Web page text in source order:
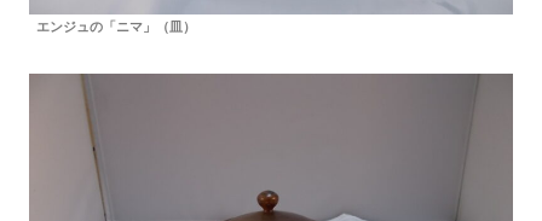
エンジュの「ニマ」（皿）